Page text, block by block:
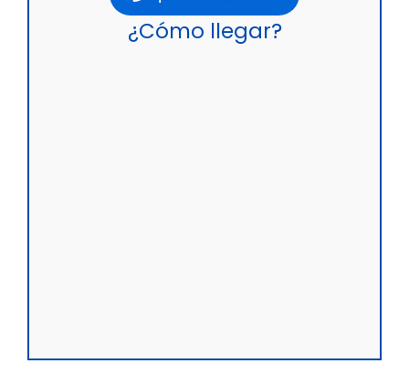
¿Cómo llegar?